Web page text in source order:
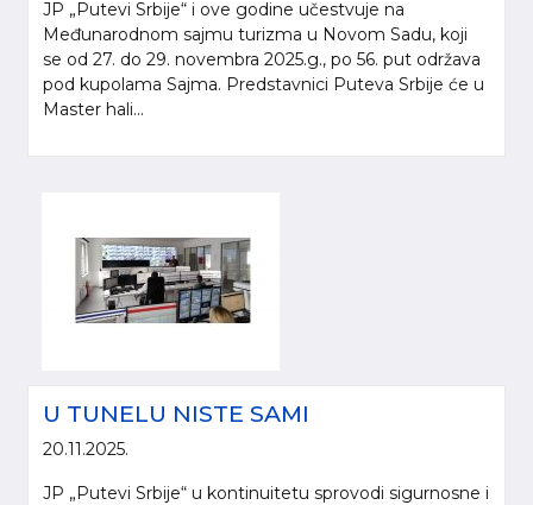
JP „Putevi Srbije“ i ove godine učestvuje na
Međunarodnom sajmu turizma u Novom Sadu, koji
se od 27. do 29. novembra 2025.g., po 56. put održava
pod kupolama Sajma. Predstavnici Puteva Srbije će u
Master hali...
U TUNELU NISTE SAMI
20.11.2025.
JP „Putevi Srbije“ u kontinuitetu sprovodi sigurnosne i